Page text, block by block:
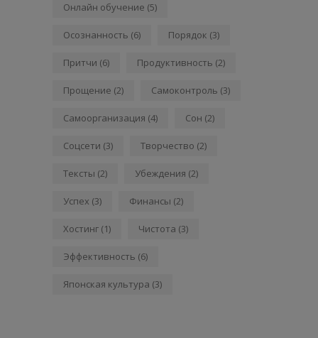
Онлайн обучение (5)
Осознанность (6) Порядок (3)
Притчи (6) Продуктивность (2)
Прощение (2) Самоконтроль (3)
Самоорганизация (4) Сон (2)
Соцсети (3) Творчество (2)
Тексты (2) Убеждения (2)
Успех (3) Финансы (2)
Хостинг (1) Чистота (3)
Эффективность (6)
Японская культура (3)